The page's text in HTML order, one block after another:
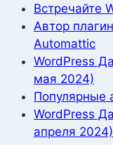
Встречайте
Автор
Automattic
WordPress
мая 2024)
Популярные
WordPress
апреля 2024)